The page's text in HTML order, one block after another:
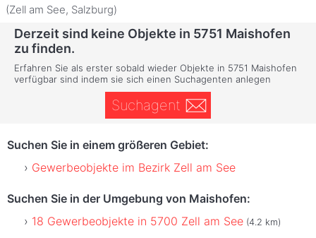
(Zell am See, Salzburg)
Derzeit sind keine Objekte in 5751 Maishofen
zu finden.
Erfahren Sie als erster sobald wieder Objekte in 5751 Maishofen
verfügbar sind indem sie sich einen Suchagenten anlegen
Suchagent
Suchen Sie in einem größeren Gebiet:
Gewerbeobjekte im Bezirk Zell am See
Suchen Sie in der Umgebung von Maishofen:
18 Gewerbeobjekte in 5700 Zell am See (4.2 km)